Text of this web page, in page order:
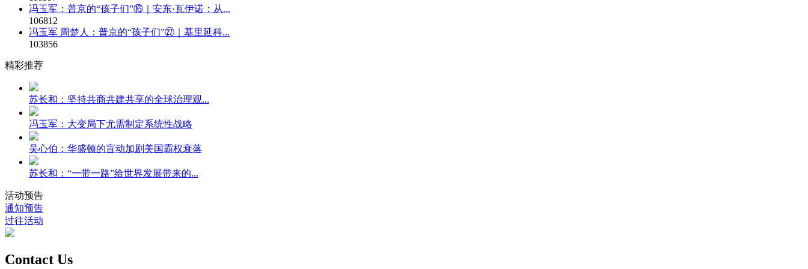
冯玉军：普京的“孩子们”⑯｜安东·瓦伊诺：从...
106812
冯玉军 周楚人：普京的“孩子们”㉗｜基里延科...
103856
精彩推荐
苏长和：坚持共商共建共享的全球治理观...
冯玉军：大变局下尤需制定系统性战略
吴心伯：华盛顿的盲动加剧美国霸权衰落
苏长和：“一带一路”给世界发展带来的...
活动预告
通知预告
过往活动
Contact Us